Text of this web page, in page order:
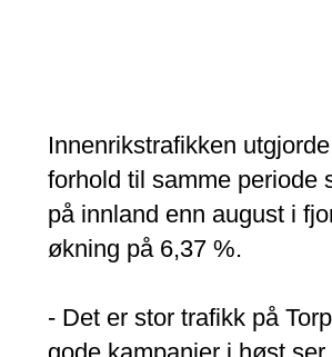
Innenrikstrafikken
forhold til samme periode
på innland enn august i
økning på 6,37 %.
- Det er stor trafikk på